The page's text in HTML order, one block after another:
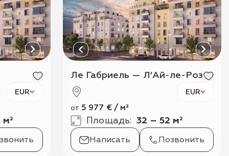
EUR
м²
Ле Габриель — Л’Ай-ле-Роз
EUR
от 5 977 €/ м²
Площадь: 32 – 52 м²
Написать Позвонить